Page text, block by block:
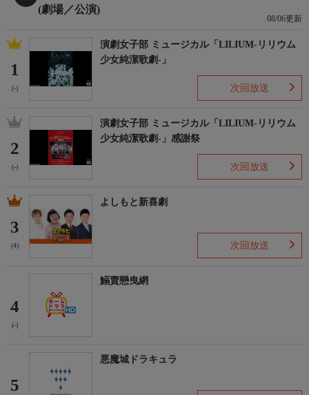
(劇場／公演)
08/06更新
1
(-)
演劇女子部 ミュージカル「LILIUM-リリウム
少女純潔歌劇-」
次回放送
2
(-)
演劇女子部 ミュージカル「LILIUM-リリウム
少女純潔歌劇-」感謝祭
次回放送
3
(4)
よしもと新喜劇
次回放送
4
(-)
鰯賣戀曳網
5
悪魔城ドラキュラ